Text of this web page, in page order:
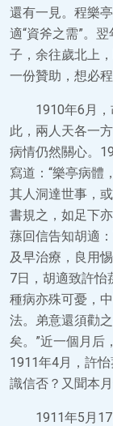
還有一見。程樂
適“資斧之需”。
子，余往歲北上
一份贊助，想必
1910年6月
此，兩人天各一
病情仍然關心。
寫道：“樂亭病體
其人洞達世事，
書規之，如足下
蓀回信告知胡適
及早治療，良用
7日，胡適致許怡
種病亦殊可憂，
法。弟意還須勸
矣。”近一個月后
1911年4月，許
識信否？又聞本
1911年5月